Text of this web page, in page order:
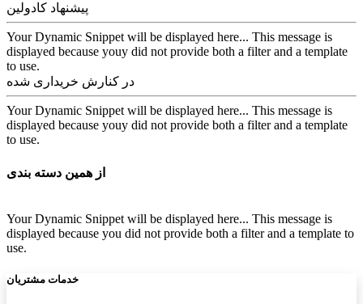
پیشنهاد کادولین
Your Dynamic Snippet will be displayed here... This message is
displayed because youy did not provide both a filter and a template
to use.
در کنارش خریداری شده
Your Dynamic Snippet will be displayed here... This message is
displayed because youy did not provide both a filter and a template
to use.
از همین دسته بندی
Your Dynamic Snippet will be displayed here... This message is
displayed because you did not provide both a filter and a template to
use.
خدمات مشتریان